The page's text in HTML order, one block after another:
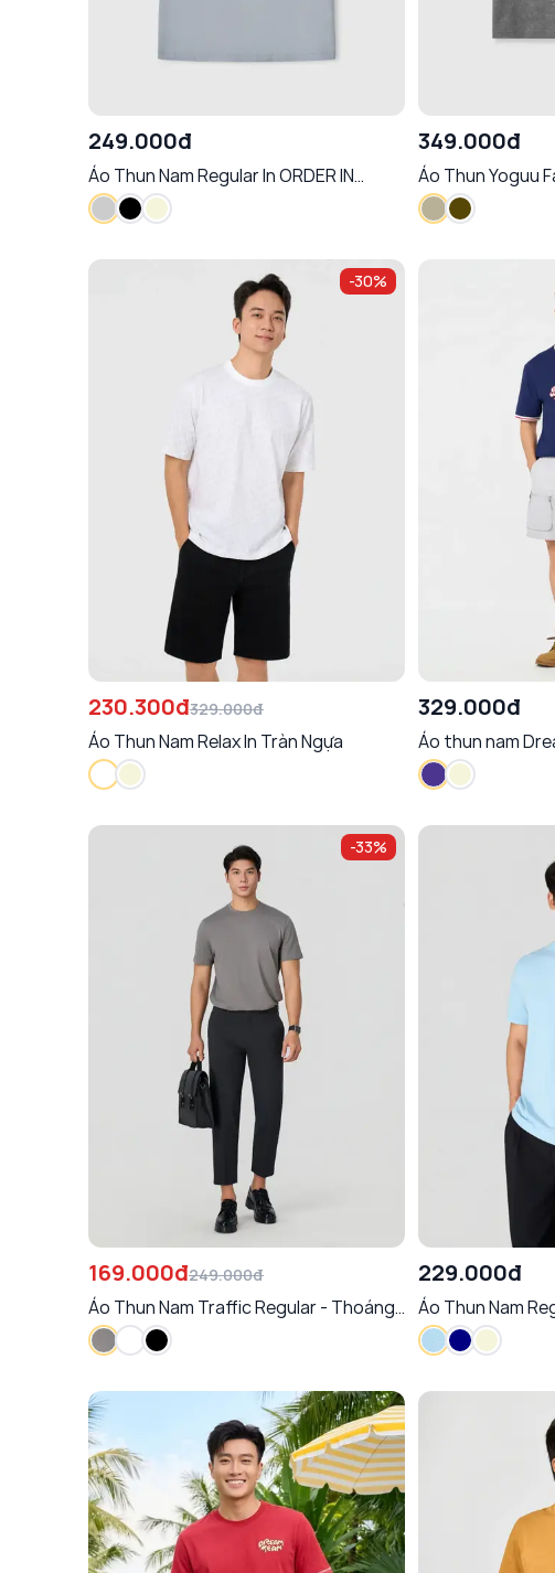
249.000đ
Áo Thun Nam Regular In ORDER IN
CHAOS Thân Thiện Làn Da Phong Cách
Tối Giản
349.000đ
Áo Thun Yoguu
Động
-30%
230.300đ329.000đ
Áo Thun Nam Relax In Tràn Ngựa
329.000đ
Áo thun nam
-33%
169.000đ249.000đ
Áo Thun Nam Traffic Regular - Thoáng
Khí - Mềm Mại
229.000đ
Áo Thun Nam
Ngực